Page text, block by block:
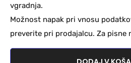
vgradnja.
Možnost napak pri vnosu
preverite pri prodajalcu. Za pisne